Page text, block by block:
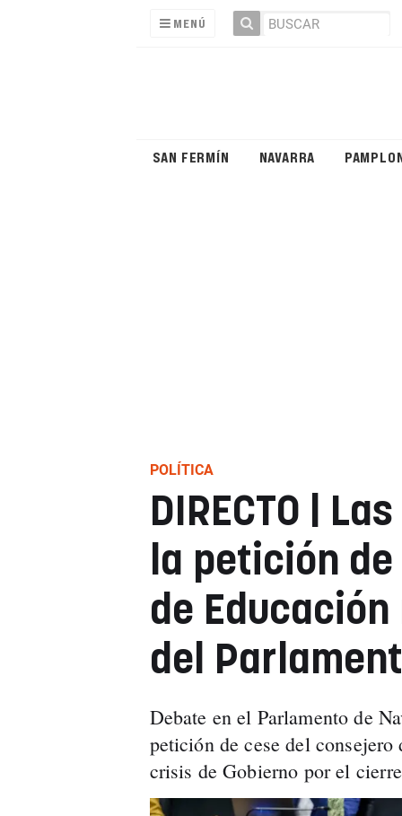
MENÚ
SAN FERMÍN NAVARRA
POLÍTICA
DIRECTO |
la petición
de
del
Debate en el Parlamento de
petición de cese del
crisis de Gobierno por el